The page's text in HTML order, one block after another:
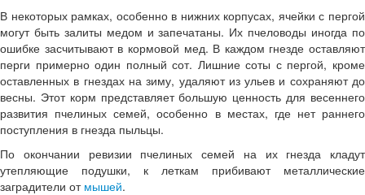
В некоторых рамках, особенно в нижних корпусах, ячейки с пергой
могут быть залиты медом и запечатаны. Их пчеловоды иногда по
ошибке засчитывают в кормовой мед. В каждом гнезде оставляют
перги примерно один полный сот. Лишние соты с пергой, кроме
оставленных в гнездах на зиму, удаляют из ульев и сохраняют до
весны. Этот корм представляет большую ценность для весеннего
развития пчелиных семей, особенно в местах, где нет раннего
поступления в гнезда пыльцы.
По окончании ревизии пчелиных семей на их гнезда кладут
утепляющие подушки, к леткам прибивают металлические
заградители от мышей.